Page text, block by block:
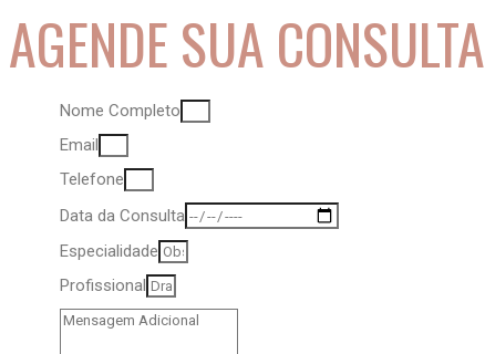
AGENDE SUA CONSULTA
Nome Completo
Email
Telefone
Data da Consulta
Especialidade
Profissional